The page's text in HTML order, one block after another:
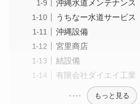
沖縄水道メンテナンス
うちなー水道サービス
沖縄設備
宮里商店
結設備
有限会社ダイエイ工業
もっと見る